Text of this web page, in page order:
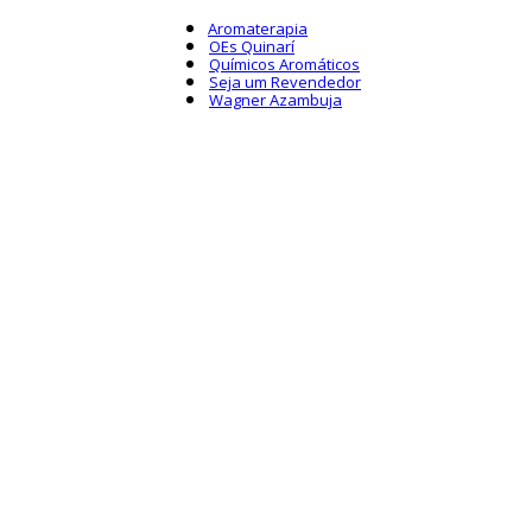
Aromaterapia
OEs Quinarí
Químicos Aromáticos
Seja um Revendedor
Wagner Azambuja